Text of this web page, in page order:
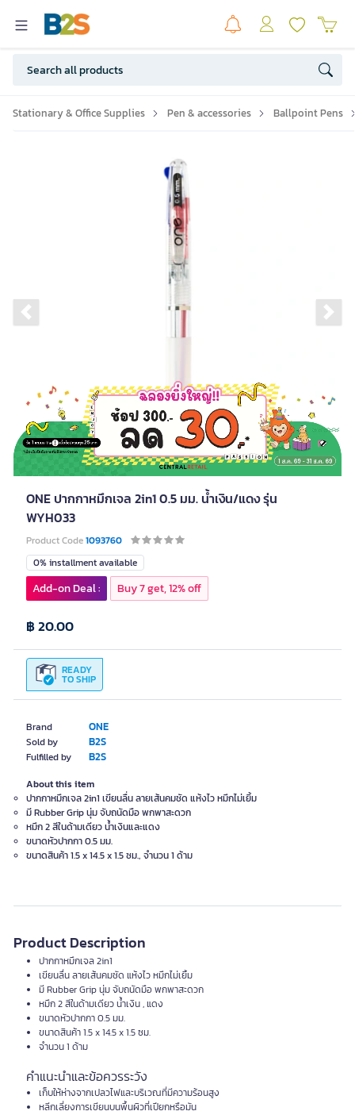
Stationary & Office Supplies Pen & accessories Ballpoint Pens
Previous slide
ONE ปากกาหมึกเจล 2in1 0.5 มม. น้ำเงิน/แดง รุ่น
WYH033
Product Code1093760
Brand ONE
Sold by B2S
Fulfilled by B2S
0% installment available
READY
TO SHIP
฿ 20.00
Add-on Deal : Buy 7 get, 12% off
About this item
ปากกาหมึกเจล 2in1 เขียนลื่น ลายเส้นคมชัด แห้งไว หมึกไม่เยิ้ม
มี Rubber Grip นุ่ม จับถนัดมือ พกพาสะดวก
หมึก 2 สีในด้ามเดียว น้ำเงินและแดง
ขนาดหัวปากกา 0.5 มม.
ขนาดสินค้า 1.5 x 14.5 x 1.5 ซม., จำนวน 1 ด้าม
Product Description
ปากกาหมึกเจล 2in1
เขียนลื่น ลายเส้นคมชัด แห้งไว หมึกไม่เยิ้ม
มี Rubber Grip นุ่ม จับถนัดมือ พกพาสะดวก
หมึก 2 สีในด้ามเดียว น้ำเงิน , แดง
ขนาดหัวปากกา 0.5 มม.
ขนาดสินค้า 1.5 x 14.5 x 1.5 ซม.
จำนวน 1 ด้าม
คำแนะนำและข้อควรระวัง
เก็บให้ห่างจากเปลวไฟและบริเวณที่มีความร้อนสูง
หลีกเลี่ยงการเขียนบนพื้นผิวที่เปียกหรือมัน